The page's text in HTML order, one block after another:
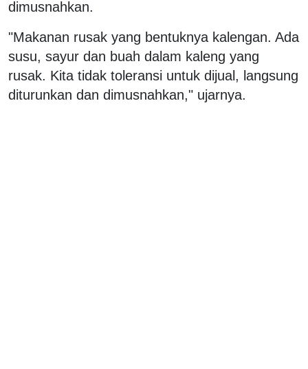
dimusnahkan.
"Makanan rusak yang bentuknya kalengan. Ada
susu, sayur dan buah dalam kaleng yang
rusak. Kita tidak toleransi untuk dijual, langsung
diturunkan dan dimusnahkan," ujarnya.